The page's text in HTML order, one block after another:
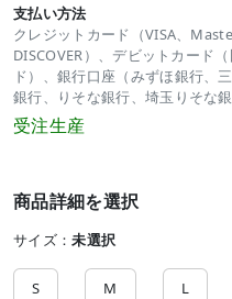
支払い方法
クレジットカード（VISA、
DISCOVER）、デビットカード
ド）、銀行口座（みずほ銀行、
銀行、りそな銀行、埼玉りそな銀
受注生産
商品詳細を選択
サイズ：未選択
S M L